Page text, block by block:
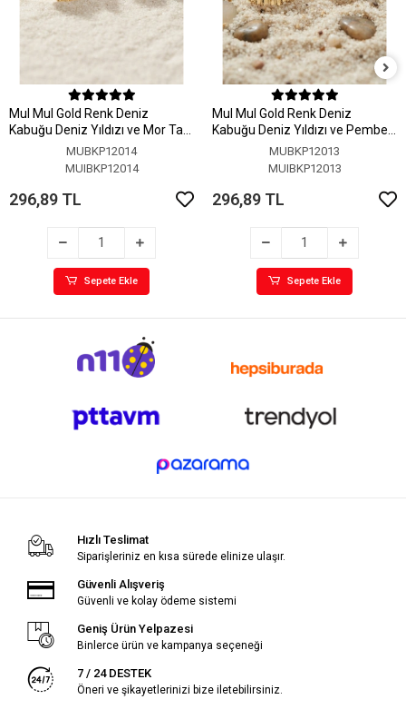
MuI MuI Gold Renk Deniz
Kabuğu Deniz Yıldızı ve Mor Taş
Detaylı KüpeMUBKP12014
MUIBKP12014
296,89 TL
Sepete Ekle
MuI MuI Gold Renk Deniz
Kabuğu Deniz Yıldızı ve Pembe
Taş Detaylı Küpe
MUBKP12013
MUIBKP12013
296,89 TL
Sepete Ekle
Hızlı Teslimat
Siparişleriniz en kısa sürede elinize ulaşır.
Güvenli Alışveriş
Güvenli ve kolay ödeme sistemi
Geniş Ürün Yelpazesi
Binlerce ürün ve kampanya seçeneği
7 / 24 DESTEK
Öneri ve şikayetlerinizi bize iletebilirsiniz.